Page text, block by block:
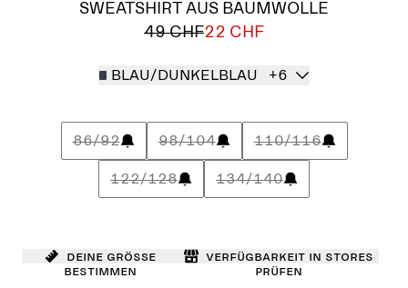
SWEATSHIRT AUS BAUMWOLLE
49 CHF22 CHF
BLAU/DUNKELBLAU +6
86/92 98/104 110/116
122/128 134/140
Deine Größe
bestimmen
Verfügbarkeit in Stores
prüfen